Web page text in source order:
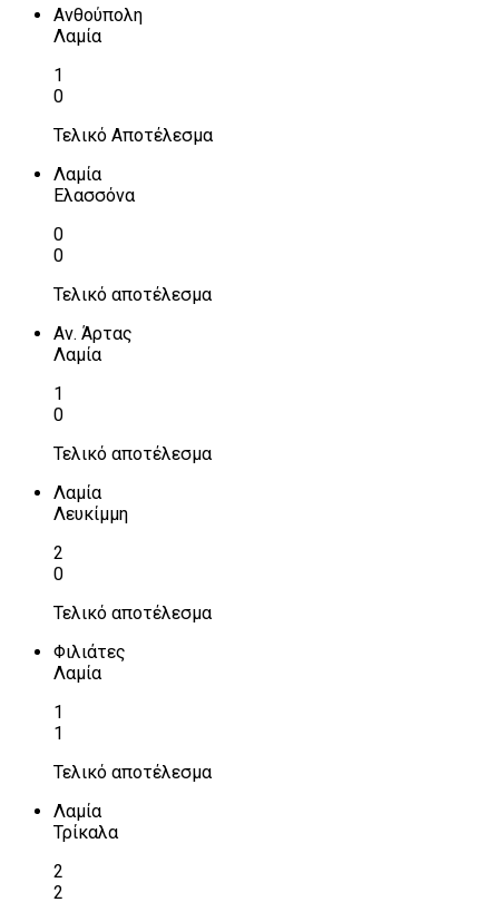
Ανθούπολη
Λαμία
1
0
Τελικό Αποτέλεσμα
Λαμία
Ελασσόνα
0
0
Τελικό αποτέλεσμα
Αν. Άρτας
Λαμία
1
0
Τελικό αποτέλεσμα
Λαμία
Λευκίμμη
2
0
Τελικό αποτέλεσμα
Φιλιάτες
Λαμία
1
1
Τελικό αποτέλεσμα
Λαμία
Τρίκαλα
2
2